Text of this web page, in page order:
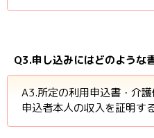
Q3.申し込みにはどのような
A3.所定の利用申込書・介
申込者本人の収入を証明す